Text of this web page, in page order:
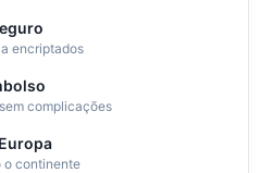
encriptados
complicações
o continente